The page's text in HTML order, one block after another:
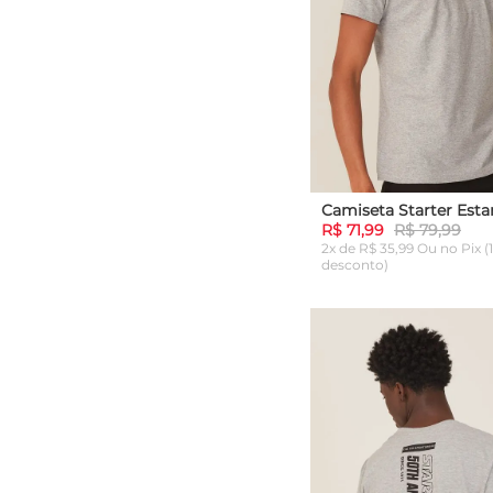
R$ 71,99 R$ 79,99
2x de R$ 35,99 Ou no Pix
desconto)
ADICIONAR AO